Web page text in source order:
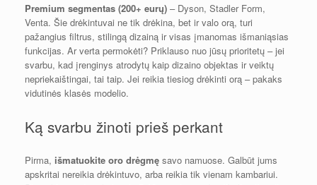
Premium segmentas (200+ eurų) – Dyson, Stadler Form,
Venta. Šie drėkintuvai ne tik drėkina, bet ir valo orą, turi
pažangius filtrus, stilingą dizainą ir visas įmanomas išmaniąsias
funkcijas. Ar verta permokėti? Priklauso nuo jūsų prioritetų – jei
svarbu, kad įrenginys atrodytų kaip dizaino objektas ir veiktų
nepriekaištingai, tai taip. Jei reikia tiesiog drėkinti orą – pakaks
vidutinės klasės modelio.
Ką svarbu žinoti prieš perkant
Pirma, išmatuokite oro drėgmę savo namuose. Galbūt jums
apskritai nereikia drėkintuvo, arba reikia tik vienam kambariui.